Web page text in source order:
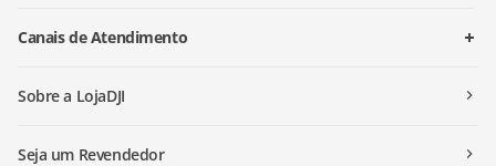
Canais de Atendimento
Sobre a LojaDJI
Seja um Revendedor